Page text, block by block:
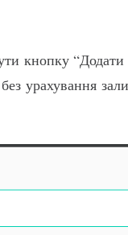
кнопку
урахування